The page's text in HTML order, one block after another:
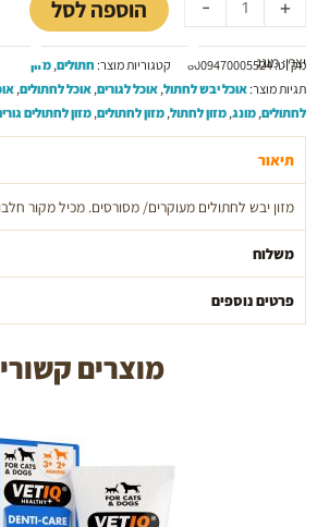
99.00 ₪.
85.00 ₪. -
מונג
מונו
אדולט
בקר-
1.5
+ הוספה לסל
יצרן: מונג
מק"ט:8009470005524 קטגוריות מוצר: חתולים,מזון
תגיות מוצר:אוכל יבש לחתול,אוכל לגורים,אוכל לחתולים,
לחתולים,מונג,מזון לחתול,מזון לחתולים,מזון לחתולים
תיאור
מזון יבש לחתולים מעוקרים/ מסורסים. מכיל מקור
משלוח
פרטים נוספים
מוצרים